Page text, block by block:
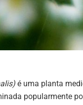
é uma planta
popularmente